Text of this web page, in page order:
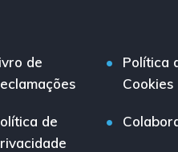
de
Política
Cookies
de